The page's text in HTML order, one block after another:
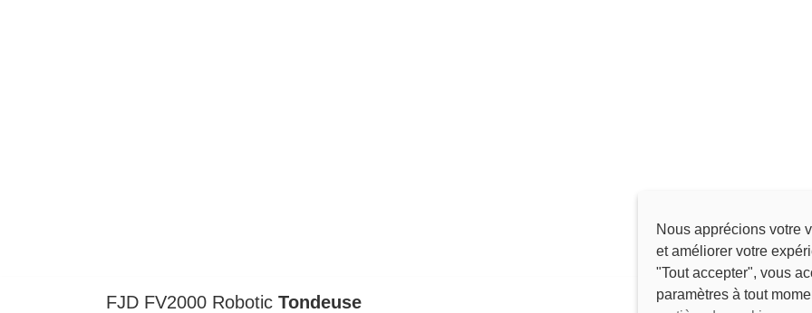
FJD FV2000 Robotic Tondeuse
Nous apprécions votre
et améliorer votre
"Tout accepter", vous
paramètres à tout